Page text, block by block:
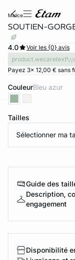
malice
SOUTIEN-
4.0
Voir les {0} avis
product.wecaretext
Payez 3x 12,00 € sans
Couleur bleu azur
Tailles
Sélectionner ma
Guide des
Description,
engagement
Disponibilité